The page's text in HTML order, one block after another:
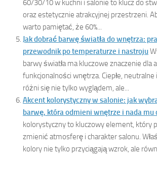
60/30/10 w kuchni i salonie to klucz do
oraz estetycznie atrakcyjnej przestrzeni.
warto pamiętać, że 60%...
Jak dobrać barwę światła do wnętrza:
przewodnik po temperaturze i nastroju
barwy światła ma kluczowe znaczenie dla
funkcjonalności wnętrza. Ciepłe, neutralne
różni się nie tylko wyglądem, ale...
Akcent kolorystyczny w salonie: jak
barwę, która odmieni wnętrze i nada mu
kolorystyczny to kluczowy element, który
zmienić atmosferę i charakter salonu.
kolory nie tylko przyciągają wzrok, ale